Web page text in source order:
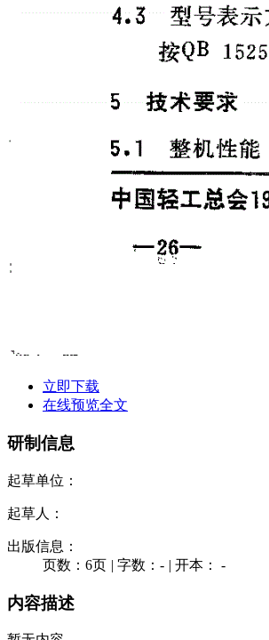
立即下载
在线预览全文
研制信息
起草单位：
起草人：
出版信息：
页数：6页 | 字数：- | 开本： -
内容描述